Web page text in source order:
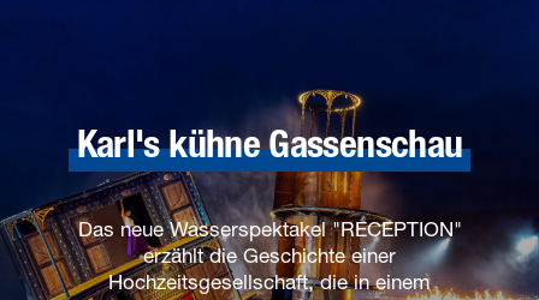
Karl's kühne Gassenschau
Das neue Wasserspektakel "RECEPTION"
erzählt die Geschichte einer
Hochzeitsgesellschaft, die in einem